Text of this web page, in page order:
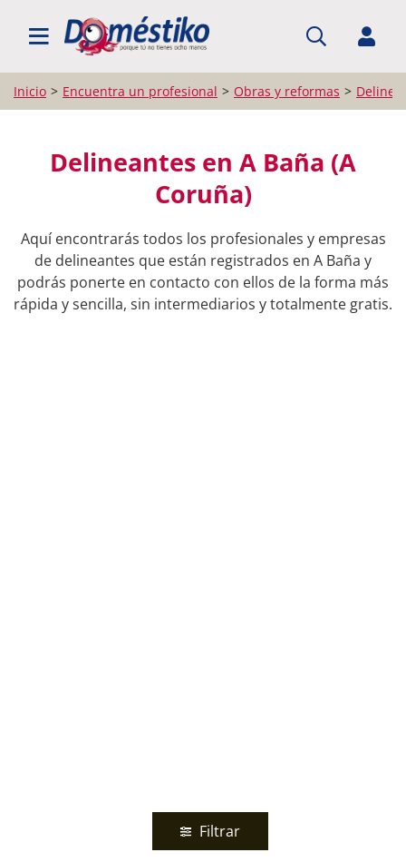
BUSCAR PROFESIONALES
Inicio Encuentra un profesional Obras y reformas
Delineantes en A Baña (A
Coruña)
Aquí encontrarás todos los profesionales y empresas
de delineantes que están registrados en A Baña y
podrás ponerte en contacto con ellos de la forma más
rápida y sencilla, sin intermediarios y totalmente gratis.
Filtrar